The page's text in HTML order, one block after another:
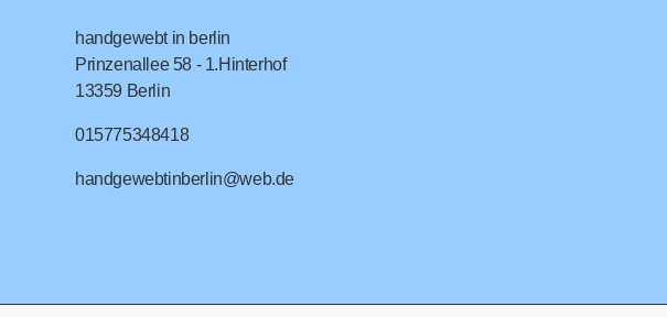
handgewebt in berlin
Prinzenallee 58 - 1.Hinterhof
13359 Berlin
015775348418
handgewebtinberlin@web.de